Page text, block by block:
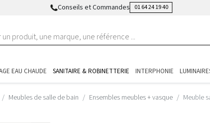
Conseils et Commandes 01 64 24 19 40
EAU CHAUDE SANITAIRE & ROBINETTERIE INTERPHONIE
Meubles de salle de bain Ensembles meubles + vasque Meuble